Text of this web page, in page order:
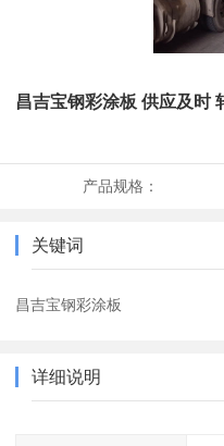
昌吉宝钢彩涂板 供应及时
产品规格：
关键词
昌吉宝钢彩涂板
详细说明